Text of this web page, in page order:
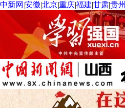
中新网 |安徽|北京|重庆|福建|甘肃|贵州